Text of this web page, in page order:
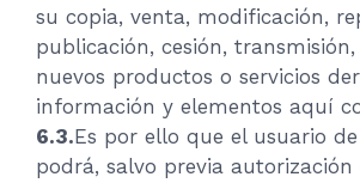
su copia, venta, modificación,
publicación, cesión,
nuevos productos o servicios
información y elementos aquí
6.3.Es por ello que el usuario
podrá, salvo previa autorización